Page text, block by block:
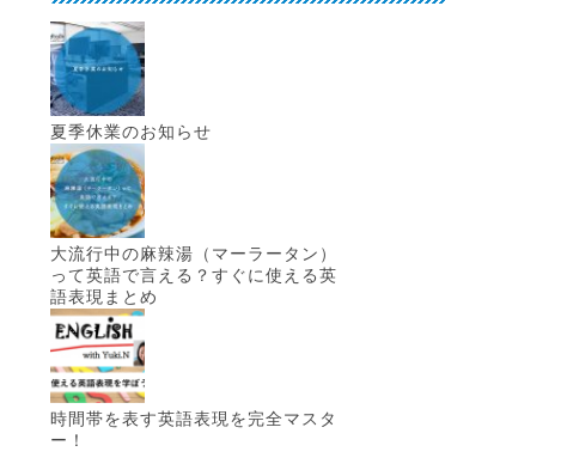
夏季休業のお知らせ
大流行中の麻辣湯（マーラータン）
って英語で言える？すぐに使える英
語表現まとめ
時間帯を表す英語表現を完全マスタ
ー！